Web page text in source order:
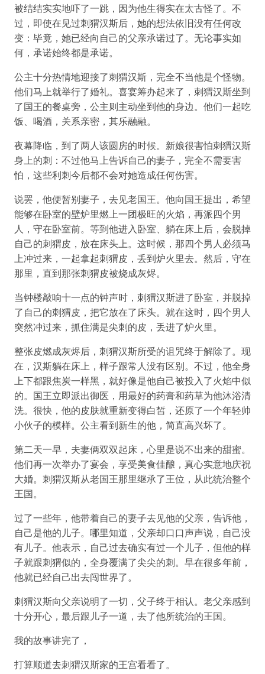
被结结实实地吓了一跳，因为他生得实在太古怪了。不
过，即使在见过刺猬汉斯后，她的想法依旧没有任何改
变：毕竟，她已经向自己的父亲承诺过了。无论事实如
何，承诺始终都是承诺。
公主十分热情地迎接了刺猬汉斯，完全不当他是个怪物。
他们马上就举行了婚礼。喜宴筹办起来了，刺猬汉斯坐到
了国王的餐桌旁，公主则主动坐到他的身边。他们一起吃
饭、喝酒，关系亲密，其乐融融。
夜幕降临，到了两人该圆房的时候。新娘很害怕刺猬汉斯
身上的刺：不过他马上告诉自己的妻子，完全不需要害
怕，这些利刺今后都不会对她造成任何伤害。
说罢，他便暂别妻子，去见老国王。他向国王提出，希望
能够在卧室的壁炉里燃上一团极旺的火焰，再派四个男
人，守在卧室前。等到他进入卧室、躺在床上后，会脱掉
自己的刺猬皮，放在床头上。这时候，那四个男人必须马
上冲过来，一起拿起刺猬皮，丢到炉火里去。然后，守在
那里，直到那张刺猬皮被烧成灰烬。
当钟楼敲响十一点的钟声时，刺猬汉斯进了卧室，并脱掉
了自己的刺猬皮，把它放在了床头。就在这时，四个男人
突然冲过来，抓住满是尖刺的皮，丢进了炉火里。
整张皮燃成灰烬后，刺猬汉斯所受的诅咒终于解除了。现
在，汉斯躺在床上，样子跟常人没有区别。不过，他全身
上下都跟焦炭一样黑，就好像是他自己被投入了火焰中似
的。国王立即派出御医，用最好的药膏和药草为他沐浴清
洗。很快，他的皮肤就重新变得白皙，还原了一个年轻帅
小伙子的模样。公主看到新生的他，简直高兴坏了。
第二天一早，夫妻俩双双起床，心里是说不出来的甜蜜。
他们再一次举办了宴会，享受美食佳酿，真心实意地庆祝
大婚。刺猬汉斯从老国王那里继承了王位，从此统治整个
王国。
过了一些年，他带着自己的妻子去见他的父亲，告诉他，
自己是他的儿子。哪里知道，父亲却口口声声说，自己没
有儿子。他表示，自己过去确实有过一个儿子，但他的样
子就跟刺猬似的，全身覆满了尖尖的刺。早在很多年前，
他就已经自己出去闯世界了。
刺猬汉斯向父亲说明了一切，父子终于相认。老父亲感到
十分开心，最后跟儿子一道，去了他所统治的王国。
我的故事讲完了，
打算顺道去刺猬汉斯家的王宫看看了。